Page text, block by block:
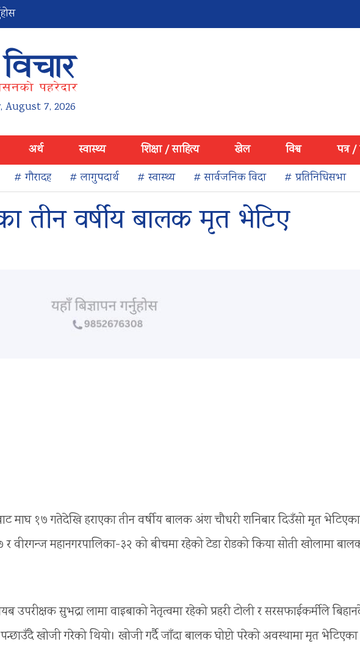
August 7, 2026
अर्थ स्वास्थ्य शिक्षा / साहित्य खेल विश्व पत्र /
# गौरादह # लागुपदार्थ # स्वास्थ्य # सार्वजनिक विदा # प्रतिनिधिसभा
तीन वर्षीय बालक मृत भेटिए
माघ १७ गतेदेखि हराएका तीन वर्षीय बालक अंश चौधरी शनिबार दिउँसो मृत भेटिएका
वीरगन्ज महानगरपालिका-३२ को बीचमा रहेको टेडा रोडको किया सोती खोलामा
उपरीक्षक सुभद्रा लामा वाइबाको नेतृत्वमा रहेको प्रहरी टोली र सरसफाईकर्मीले
खोजी गरेको थियो। खोजी गर्दै जाँदा बालक घोप्टो परेको अवस्थामा मृत भेटिएका